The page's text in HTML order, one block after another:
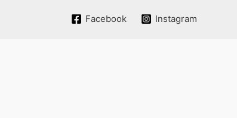
Facebook Instagram